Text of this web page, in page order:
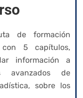
de formación
con 5 capítulos,
información a
avanzados de
sobre los